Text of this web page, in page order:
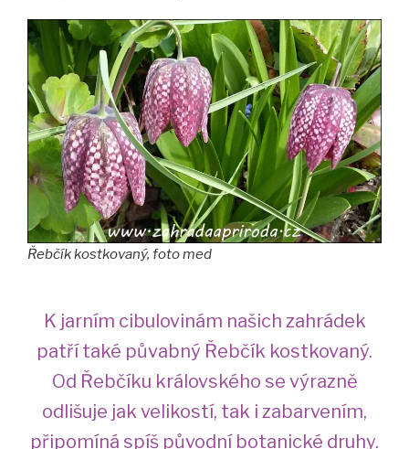
neotevře“
Řebčík kostkovaný, foto med
K jarním cibulovinám našich zahrádek
patří také půvabný Řebčík kostkovaný.
Od Řebčíku královského se výrazně
odlišuje jak velikostí, tak i zabarvením,
připomíná spíš původní botanické druhy.